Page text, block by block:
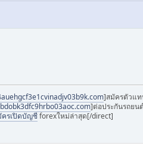
]สมัครตัวแ
]ต่อประกันรถยน
ครเปิดบัญชีforexใหม่ล่าสุด[/direct]